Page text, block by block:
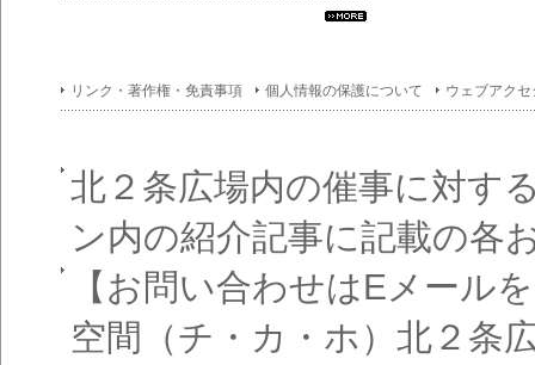
フォ
メー
覧
リンク・著作権・免責事項 個人情報の保護について ウェブアク
北２条広場内の催事に対す
ン内の紹介記事に記載の各
【お問い合わせはEメール
空間（チ・カ・ホ）北２条